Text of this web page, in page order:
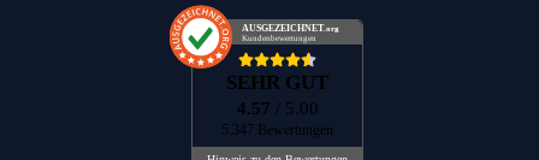
AUSGEZEICHNET .org
Kundenbewertungen
SEHR GUT
4.57 / 5.00
5.347 Bewertungen